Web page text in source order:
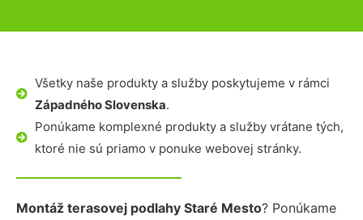
Všetky naše produkty a služby poskytujeme v rámci
Západného Slovenska.
Ponúkame komplexné produkty a služby vrátane tých,
ktoré nie sú priamo v ponuke webovej stránky.
Montáž terasovej podlahy Staré Mesto? Ponúkame